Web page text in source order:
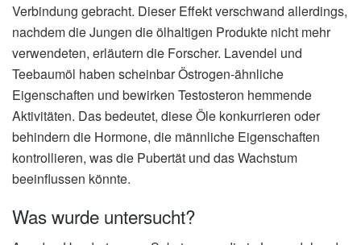
Verbindung gebracht. Dieser Effekt verschwand allerdings,
nachdem die Jungen die ölhaltigen Produkte nicht mehr
verwendeten, erläutern die Forscher. Lavendel und
Teebaumöl haben scheinbar Östrogen-ähnliche
Eigenschaften und bewirken Testosteron hemmende
Aktivitäten. Das bedeutet, diese Öle konkurrieren oder
behindern die Hormone, die männliche Eigenschaften
kontrollieren, was die Pubertät und das Wachstum
beeinflussen könnte.
Was wurde untersucht?